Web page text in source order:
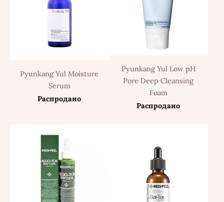
Pyunkang Yul Moisture
Serum
Распродано
Pyunkang Yul Low pH
Pore Deep Cleansing
Foam
Распродано